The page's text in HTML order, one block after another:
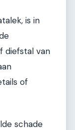
is in
diefstal van
of
schade